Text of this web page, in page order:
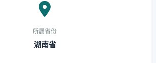
所属省份
湖南省